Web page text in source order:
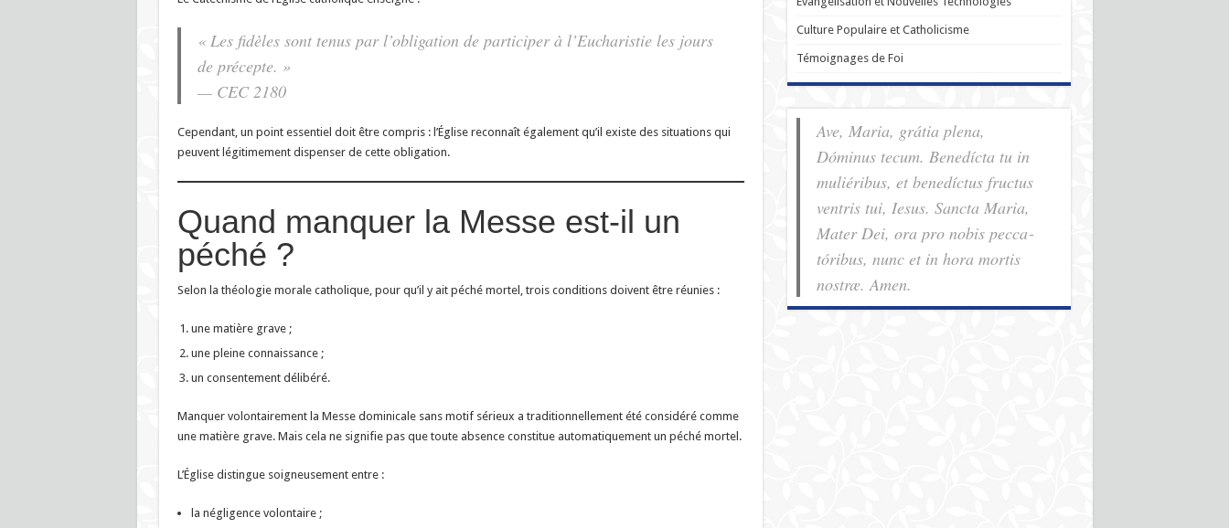
« Les fidèles sont tenus par l’obligation de participer à l’Eucharistie les jours
de précepte. »
— CEC 2180
Cependant, un point essentiel doit être compris : l’Église reconnaît également qu’il existe des situations qui
peuvent légitimement dispenser de cette obligation.
Quand manquer la Messe est-il un
péché ?
Selon la théologie morale catholique, pour qu’il y ait péché mortel, trois conditions doivent être réunies :
une matière grave ;
une pleine connaissance ;
un consentement délibéré.
Manquer volontairement la Messe dominicale sans motif sérieux a traditionnellement été considéré comme
une matière grave. Mais cela ne signifie pas que toute absence constitue automatiquement un péché mortel.
L’Église distingue soigneusement entre :
la négligence volontaire ;
Culture Populaire et Catholicisme
Témoignages de Foi
Ave, Maria, grátia plena,
Dóminus tecum. Benedícta tu in
muliéribus, et benedíctus fructus
ventris tui, Iesus. Sancta Maria,
Mater Dei, ora pro nobis pec­ca­
tóribus, nunc et in hora mortis
nostræ. Amen.